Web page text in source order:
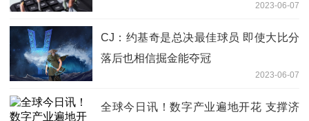
2023-06-07
CJ：约基奇是总决最佳球员 即使大比分
落后也相信掘金能夺冠
2023-06-07
全球今日讯！数字产业遍地开花 支撑济